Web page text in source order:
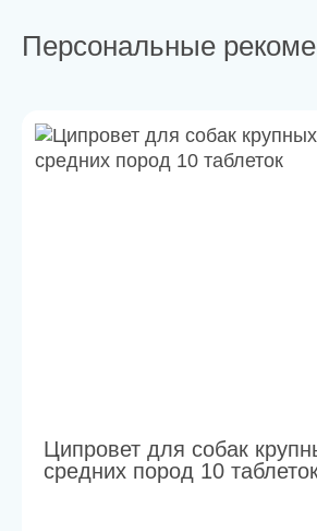
Персональные
Ципровет для собак
средних пород 10